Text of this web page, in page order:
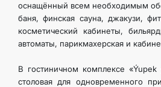
оснащённый всем необходимым
баня, финская сауна, джакузи,
косметический кабинеты,
автоматы, парикмахерская и
В гостиничном комплексе
столовая для одновременного